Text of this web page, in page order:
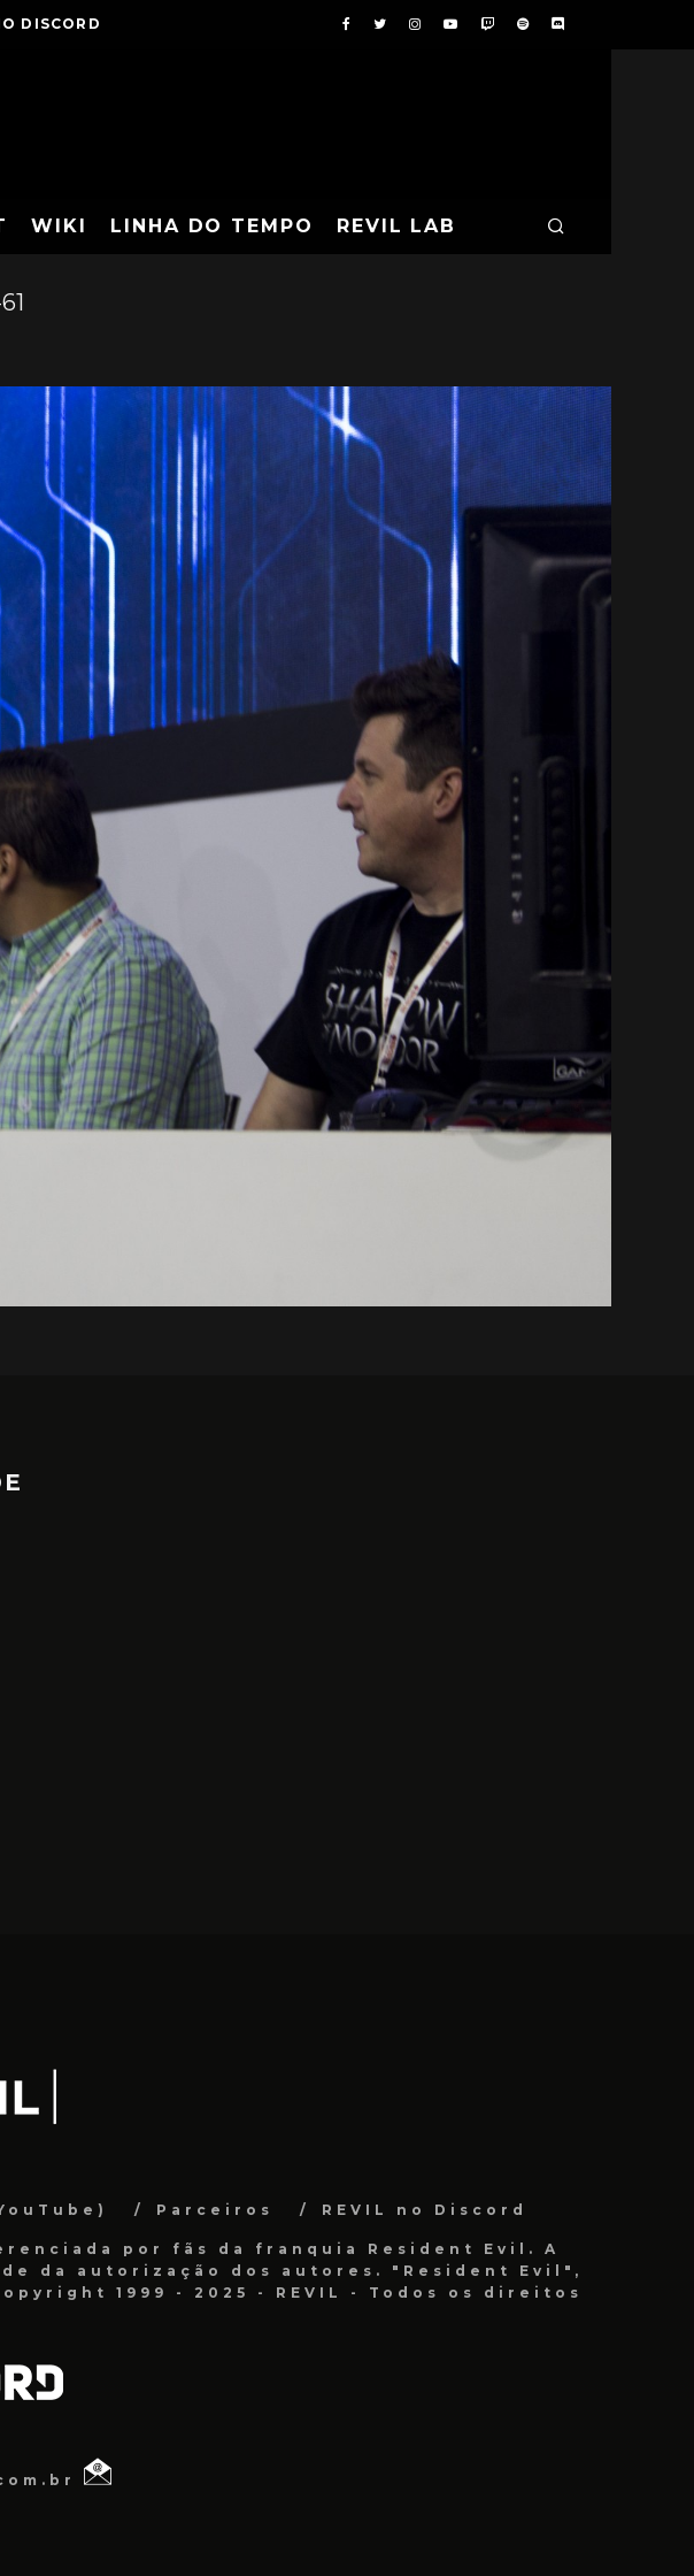
DISCORD
WIKI LINHA DO TEMPO REVIL LAB
Parceiros REVIL no Discord
por fãs da franquia Resident Evil. A
da autorização dos autores. "Resident Evil",
1999 - 2025 - REVIL - Todos os direitos